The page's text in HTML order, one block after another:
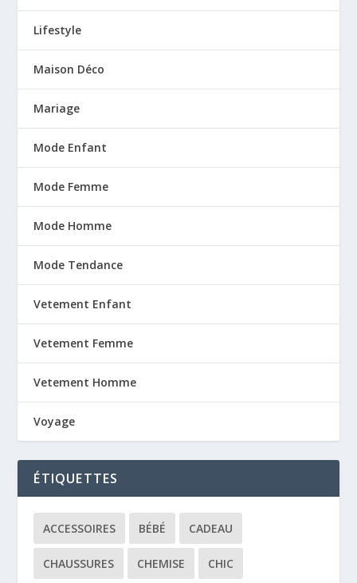
Lifestyle
Maison Déco
Mariage
Mode Enfant
Mode Femme
Mode Homme
Mode Tendance
Vetement Enfant
Vetement Femme
Vetement Homme
Voyage
ÉTIQUETTES
ACCESSOIRES BÉBÉ CADEAU
CHAUSSURES CHEMISE CHIC